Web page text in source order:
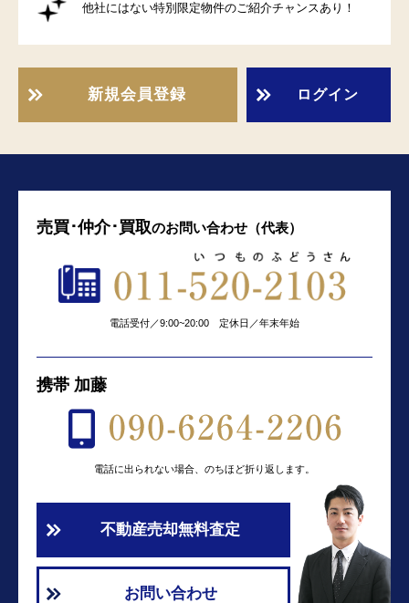
他社にはない特別限定物件のご紹介チャンスあり！
新規会員登録 ログイン
売買･仲介･買取のお問い合わせ（代表）
電話受付／9:00~20:00 定休日／年末年始
携帯 加藤
電話に出られない場合、のちほど折り返します。
不動産売却無料査定
お問い合わせ